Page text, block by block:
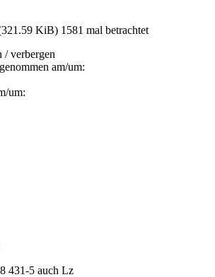
KiB) 1581 mal betrachtet
/ verbergen
am/um:
um:
431-5 auch Lz